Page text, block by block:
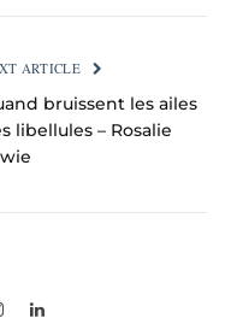
ARTICLE
bruissent les ailes
libellules – Rosalie
InstagramLinkedIn